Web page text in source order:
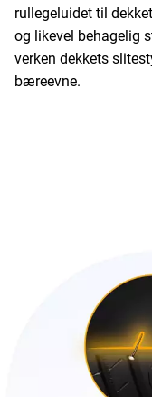
rullegeluidet til
og likevel behagelig
verken dekkets
bæreevne.